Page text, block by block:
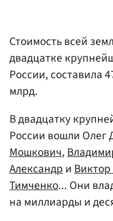
Стоимость всей
двадцатке
России, составила
млрд.
В двадцатку
России вошли Олег
Мошкович,
Александри
Тимченко... Они
на миллиарды и